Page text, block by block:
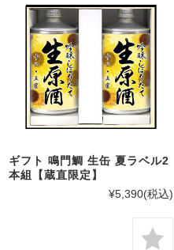
ギフト 鳴門鯛 生缶 夏ラベル2
本組【蔵直限定】
¥5,390(税込)